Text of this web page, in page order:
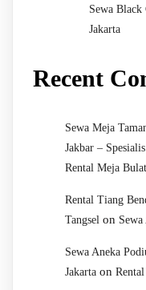
Sewa
Jakarta
Recent
Sewa Meja
Jakbar –
Rental Meja
Rental Tiang
Tangsel on
Sewa Aneka
Jakarta on